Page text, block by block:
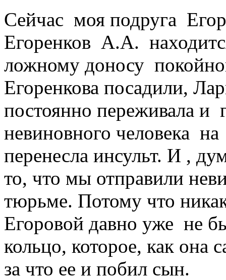
Сейчас моя подруга
Егоренков А.А.
ложному доносу
Егоренкова посадили,
постоянно переживала и
невиновного человека
перенесла инсульт. И ,
то, что мы отправили
тюрьме. Потому что
Егоровой давно уже не
кольцо, которое, как она
за что ее и побил сын.